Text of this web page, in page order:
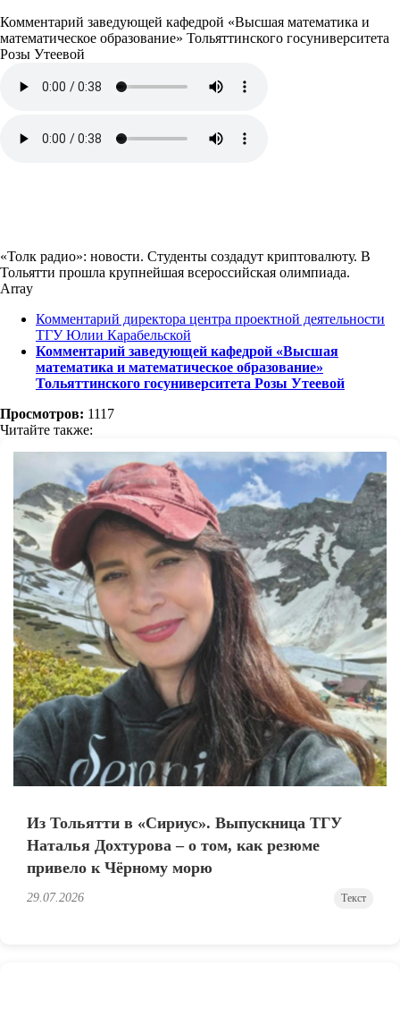
Комментарий заведующей кафедрой «Высшая математика и
математическое образование» Тольяттинского госуниверситета
Розы Утеевой
«Толк радио»: новости. Студенты создадут криптовалюту. В
Тольятти прошла крупнейшая всероссийская олимпиада.
Array
Комментарий директора центра проектной деятельности
ТГУ Юлии Карабельской
Комментарий заведующей кафедрой «Высшая
математика и математическое образование»
Тольяттинского госуниверситета Розы Утеевой
Просмотров: 1117
Читайте также:
Из Тольятти в «Сириус». Выпускница ТГУ
Наталья Дохтурова – о том, как резюме
привело к Чёрному морю
29.07.2026 Текст